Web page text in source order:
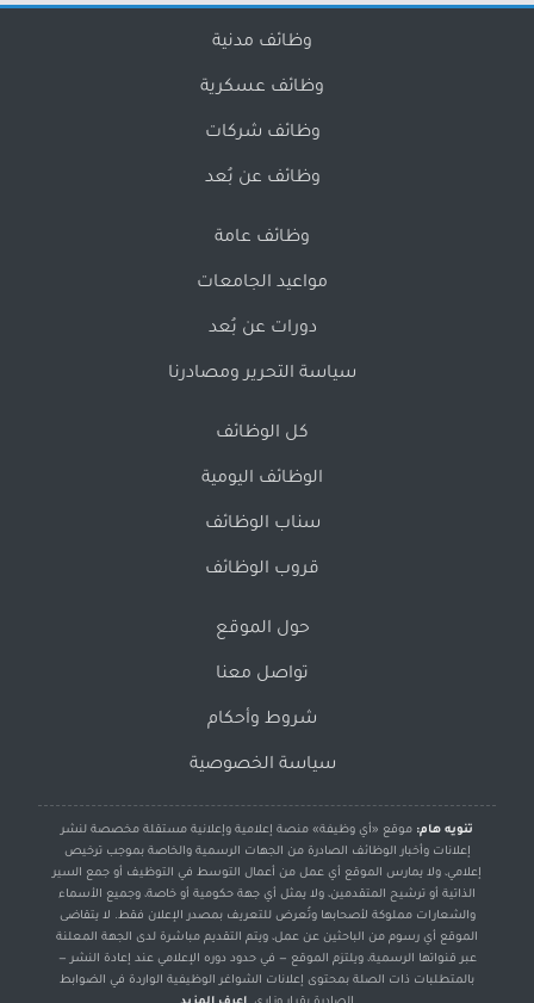
وظائف مدنية
وظائف عسكرية
وظائف شركات
وظائف عن بُعد
وظائف عامة
مواعيد الجامعات
دورات عن بُعد
سياسة التحرير ومصادرنا
كل الوظائف
الوظائف اليومية
سناب الوظائف
قروب الوظائف
حول الموقع
تواصل معنا
شروط وأحكام
سياسة الخصوصية
تنويه هام: موقع «أي وظيفة» منصة إعلامية وإعلانية مستقلة مخصصة لنشر
إعلانات وأخبار الوظائف الصادرة من الجهات الرسمية والخاصة بموجب ترخيص
إعلامي، ولا يمارس الموقع أي عمل من أعمال التوسط في التوظيف أو جمع السير
الذاتية أو ترشيح المتقدمين، ولا يمثل أي جهة حكومية أو خاصة، وجميع الأسماء
والشعارات مملوكة لأصحابها وتُعرض للتعريف بمصدر الإعلان فقط. لا يتقاضى
الموقع أي رسوم من الباحثين عن عمل، ويتم التقديم مباشرة لدى الجهة المعلنة
عبر قنواتها الرسمية، ويلتزم الموقع — في حدود دوره الإعلامي عند إعادة النشر —
بالمتطلبات ذات الصلة بمحتوى إعلانات الشواغر الوظيفية الواردة في الضوابط